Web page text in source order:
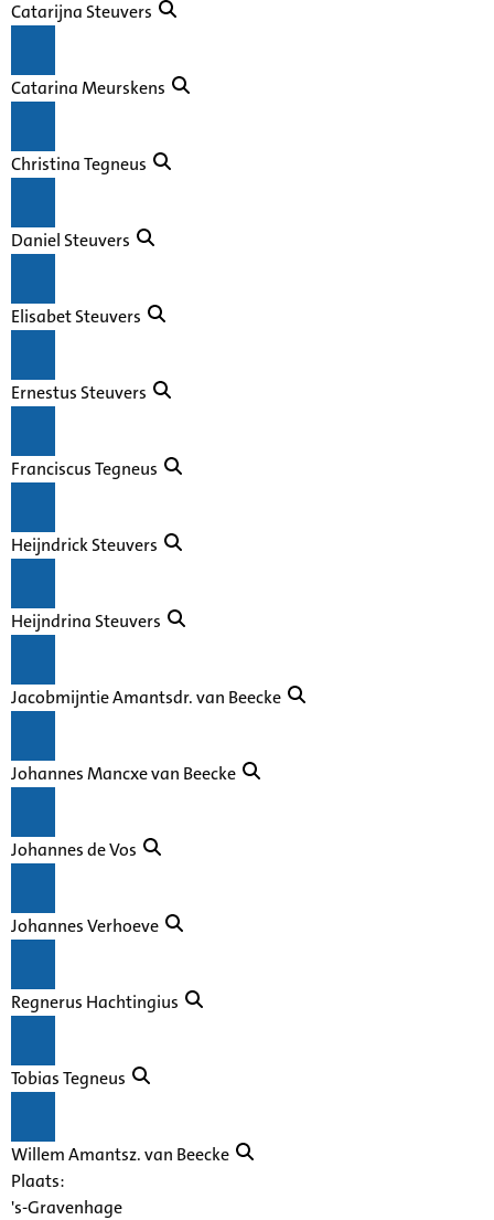
Catarijna Steuvers
Catarina Meurskens
Christina Tegneus
Daniel Steuvers
Elisabet Steuvers
Ernestus Steuvers
Franciscus Tegneus
Heijndrick Steuvers
Heijndrina Steuvers
Jacobmijntie Amantsdr. van Beecke
Johannes Mancxe van Beecke
Johannes de Vos
Johannes Verhoeve
Regnerus Hachtingius
Tobias Tegneus
Willem Amantsz. van Beecke
Plaats:
's-Gravenhage